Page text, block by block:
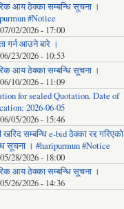
आय ठेक्का सम्बन्धि सूचना ।
#Notice
07/02/2026 - 17:00
गर्न आउने बारे ।
06/23/2026 - 10:53
आय ठेक्का सम्बन्धि सूचना ।
06/10/2026 - 11:09
for sealed Quotation. Date of
2026-06-05
06/05/2026 - 15:46
सम्बन्धि e-bid ठेक्का रद्द गरिएको
सूचना । #haripurmun #Notice
05/28/2026 - 18:00
आय ठेक्का सम्बन्धि सूचना ।
05/26/2026 - 14:36